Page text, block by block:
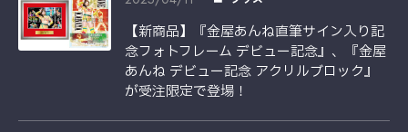
【新商品】『金屋あんね直筆サイン入り記
念フォトフレーム デビュー記念』、『金屋
あんね デビュー記念 アクリルブロック』
が受注限定で登場！